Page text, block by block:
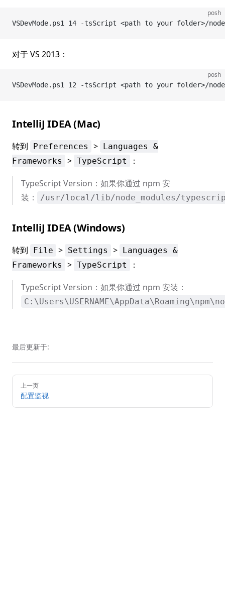
posh
VSDevMode.ps1 14 -tsScript <path to your folder>/
对于 VS 2013：
posh
VSDevMode.ps1 12 -tsScript <path to your folder>/
IntelliJ IDEA (Mac)
转到 Preferences > Languages &
Frameworks
> TypeScript ：
TypeScript Version：如果你通过 npm 安
装：
/usr/local/lib/node_modules/
IntelliJ IDEA (Windows)
转到 File > Settings > Languages &
Frameworks
> TypeScript ：
TypeScript Version：如果你通过 npm 安装：
最后更新于:
Pager
上一页
配置监视